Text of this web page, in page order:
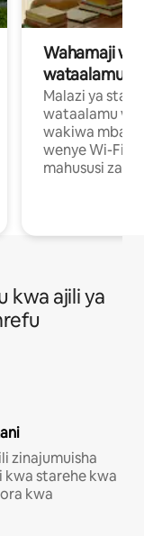
Wahamaji
wataalamu
Malazi ya
wataalamu
wakiwa mbali
wenye Wi-Fi
mahususi za
kwa ajili ya
zinajumuisha
kwa starehe kwa
kwa